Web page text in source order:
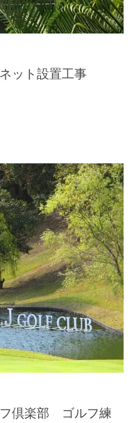
ット設置工事
倶楽部 ゴルフ練